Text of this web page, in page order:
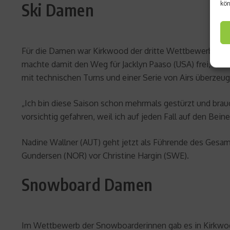
Ski Damen
Für die Damen war Kirkwood der dritte Wettbewerb
machte damit den Weg für Jacklyn Paaso (USA) frei,
mit technischen Turns und einer Serie von Airs
„Ich bin diese Saison schon mehrmals gestürzt und
vorsichtig gefahren, weil ich auf jeden Fall auf den
Nadine Wallner (AUT) geht jetzt als Führende des
Gundersen (NOR) vor Christine Hargin (SWE).
Snowboard Damen
Im Wettbewerb der Snowboarderinnen gab es in